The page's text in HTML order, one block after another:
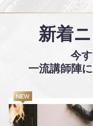
新着
今
一流講師陣